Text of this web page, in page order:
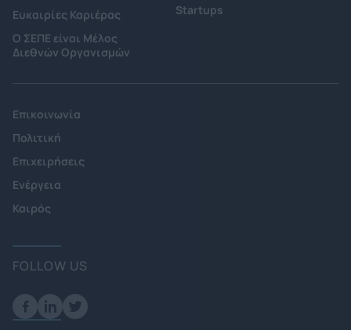
Ευκαιρίες Καριέρας
Ο ΣΕΠΕ είναι Μέλος
Διεθνών Οργανισμών
Startups
Επικοινωνία
Πολιτική
Επιχειρήσεις
Ενέργεια
Καιρός
FOLLOW US